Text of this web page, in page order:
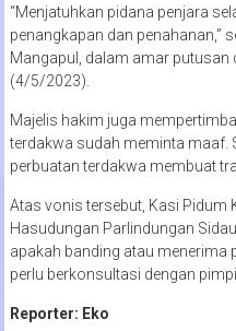
“Menjatuhkan pidana penjara
penangkapan dan penahanan,”
Mangapul, dalam amar
(4/5/2023).
Majelis hakim juga
terdakwa sudah meminta maaf.
perbuatan terdakwa membuat
Atas vonis tersebut, Kasi Pidum
Hasudungan Parlindungan
apakah banding atau menerima
perlu berkonsultasi dengan
Reporter: Eko